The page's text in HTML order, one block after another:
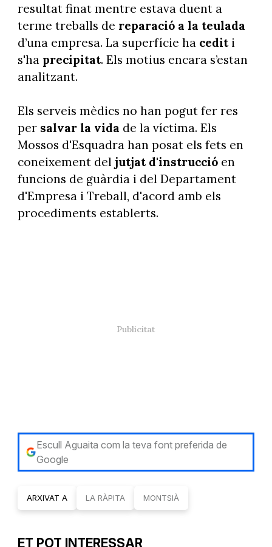
resultat finat mentre estava duent a
terme treballs de reparació a la teulada
d’una empresa. La superfície ha cedit i
s'ha precipitat. Els motius encara s’estan
analitzant.
Els serveis mèdics no han pogut fer res
per salvar la vida de la víctima. Els
Mossos d'Esquadra han posat els fets en
coneixement del jutjat d'instruccióen
funcions de guàrdia i del Departament
d'Empresa i Treball, d'acord amb els
procediments establerts.
Escull Aguaita com la teva font preferida de
Google
ARXIVAT A LA RÀPITA MONTSIÀ
ET POT INTERESSAR